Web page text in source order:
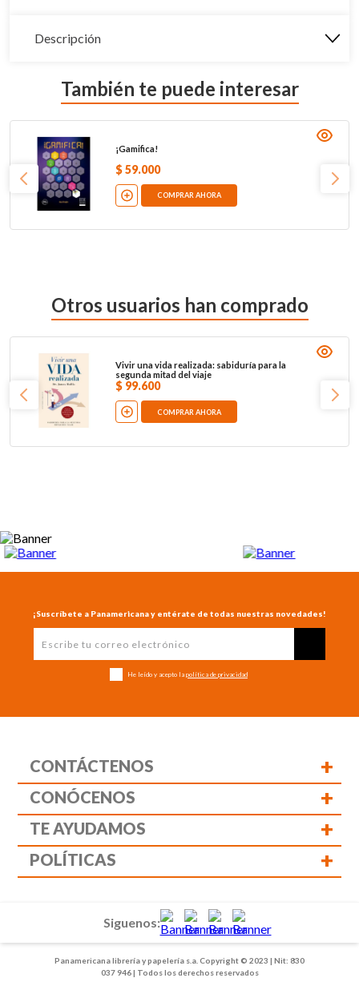
Descripción
También te puede interesar
¡Gamifica!
$ 59.000
COMPRAR AHORA
Otros usuarios han comprado
Vivir una vida realizada: sabiduría para la
segunda mitad del viaje
$ 99.600
COMPRAR AHORA
¡Suscríbete a Panamericana y entérate de todas nuestras novedades!
He leído y acepto la política de privacidad
CONTÁCTENOS +
CONÓCENOS +
TE AYUDAMOS +
POLÍTICAS +
Panamericana librería y papelería s.a. Copyright © 2023 | Nit: 830
037 946 | Todos los derechos reservados
Siguenos: